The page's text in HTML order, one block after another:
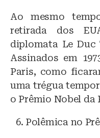
Ao mesmo
retirada dos
diplomata Le Duc
Assinados em
Paris, como
uma trégua
o Prêmio Nobel da
Polêmica no